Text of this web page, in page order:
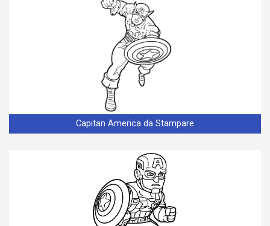
Capitan America da Stampare